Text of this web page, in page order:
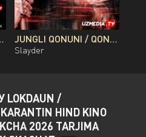
KINO FULL HD TAS-IX SKACHAT JUNGLI QONUNI / QONLI DARYO / QON DARYOSI BRAZILIYA FILMI UZBEK TILIDA O'ZBEKCHA 2026 TARJIMA KINO FULL HD TAS-IX SKACHAT
Slayder
/
HIND KINO
2026 TARJIMA